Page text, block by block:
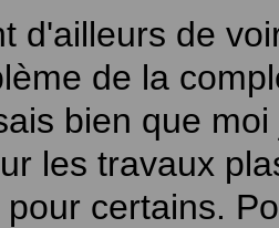
d'ailleurs de
de la
bien que
les travaux
certains.